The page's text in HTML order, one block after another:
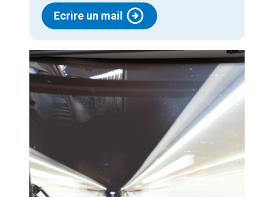
Ecrire un mail